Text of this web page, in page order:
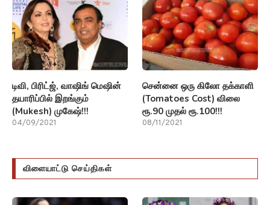
டிவி, பிரிட்ஜ், வாஷிங் மெஷின்
தயாரிப்பில் இறங்கும்
(Mukesh) முகேஷ்!!!
04/09/2021
சென்னை ஒரு கிலோ தக்காளி
(Tomatoes Cost) விலை
ரூ.90 முதல் ரூ.100!!!
08/11/2021
விளையாட்டு செய்திகள்